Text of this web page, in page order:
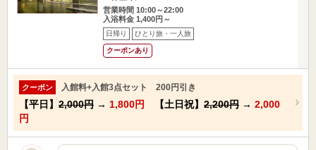
営業時間 10:00～22:00
入浴料金 1,400円～
日帰り ひとり旅・一人旅
クーポンあり
クーポン 入館料+入館3点セット 200円引き
【平日】 2,000円 → 1,800円 【土日祝】 2,200円 → 2,000
円